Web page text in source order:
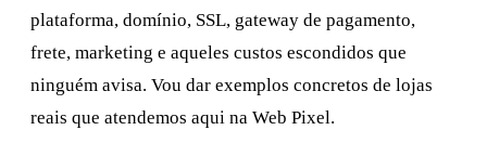
plataforma, domínio, SSL, gateway de pagamento,
frete, marketing e aqueles custos escondidos que
ninguém avisa. Vou dar exemplos concretos de lojas
reais que atendemos aqui na Web Pixel.